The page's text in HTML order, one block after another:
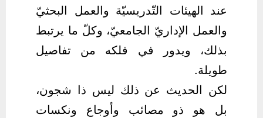
عند الهيئات التّدريسيّة والعمل البحثيّ
والعمل الإداريّ الجامعيّ، وكلّ ما يرتبط
بذلك، ويدور في فلكه من تفاصيل
طويلة.
لكن الحديث عن ذلك ليس ذا شجون،
بل هو ذو مصائب وأوجاع ونكسات